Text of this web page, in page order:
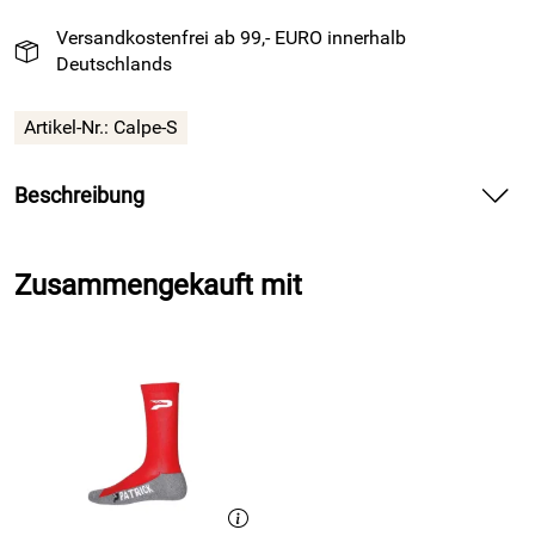
Versandkostenfrei ab 99,- EURO innerhalb
Deutschlands
Artikel-Nr.: Calpe-S
Beschreibung
liefert atmungsaktive Leistung im Training und Spiel.
Einheiten. Atme frei durch die Mesheinsätze im Rücken und
bewege dich dank der elastischen Passform ohne
Einschränkung. Nutze die präzise Verarbeitung und halte
Druck in Sprints, Richtungswechseln und Zweikämpfen
souverän stand.
Zusammengekauft mit